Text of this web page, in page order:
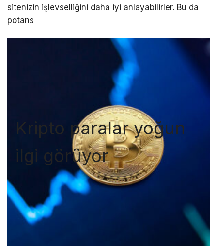
sitenizin işlevselliğini daha iyi anlayabilirler. Bu da
potans
Kripto paralar yoğun
ilgi görüyor